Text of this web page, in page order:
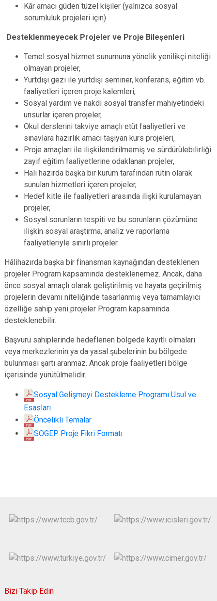
Kâr amacı güden tüzel kişiler (yalnızca sosyal
sorumluluk projeleri için)
Desteklenmeyecek Projeler ve Proje Bileşenleri
Temel sosyal hizmet sunumuna yönelik yenilikçi niteliği
olmayan projeler,
Yurtdışı gezi ile yurtdışı seminer, konferans, eğitim vb.
faaliyetleri içeren proje kalemleri,
Sosyal yardım ve nakdi sosyal transfer mahiyetindeki
unsurlar içeren projeler,
Okul derslerini takviye amaçlı etüt faaliyetleri ve
sınavlara hazırlık amacı taşıyan kurs projeleri,
Proje amaçları ile ilişkilendirilmemiş ve sürdürülebilirliği
zayıf eğitim faaliyetlerine odaklanan projeler,
Hali hazırda başka bir kurum tarafından rutin olarak
sunulan hizmetleri içeren projeler,
Hedef kitle ile faaliyetleri arasında ilişki kurulamayan
projeler,
Sosyal sorunların tespiti ve bu sorunların çözümüne
ilişkin sosyal araştırma, analiz ve raporlama
faaliyetleriyle sınırlı projeler.
Hâlihazırda başka bir finansman kaynağından desteklenen
projeler Program kapsamında desteklenemez. Ancak, daha
önce sosyal amaçlı olarak geliştirilmiş ve hayata geçirilmiş
projelerin devamı niteliğinde tasarlanmış veya tamamlayıcı
özelliğe sahip yeni projeler Program kapsamında
desteklenebilir.
Başvuru sahiplerinde hedeflenen bölgede kayıtlı olmaları
veya merkezlerinin ya da yasal şubelerinin bu bölgede
bulunması şartı aranmaz. Ancak proje faaliyetleri bölge
içerisinde yürütülmelidir.
Sosyal Gelişmeyi Destekleme Programı Usul ve
Esasları
Öncelikli Temalar
SOGEP Proje Fikri Formatı
Bizi Takip Edin